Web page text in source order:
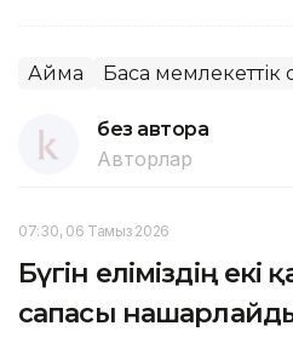
Аймақ Басқа
без автора
Авторлар
07:30, 06 Тамыз 2026
Бүгін еліміздің екі
сапасы